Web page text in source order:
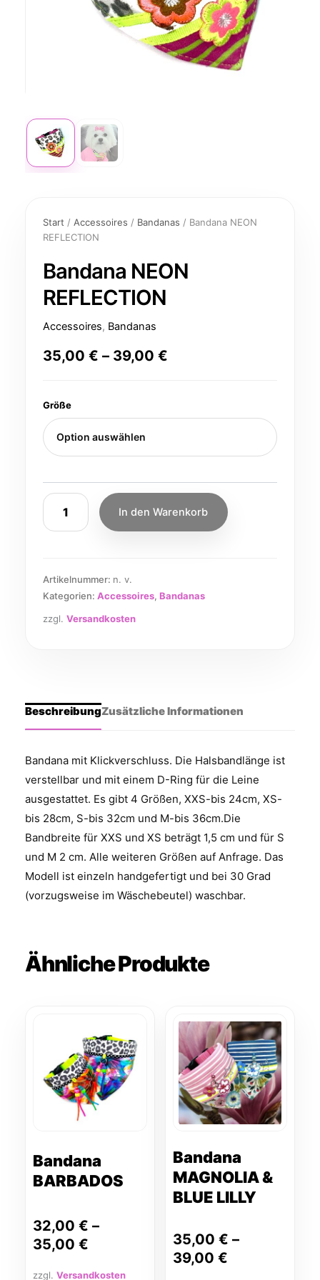
Start / Accessoires / Bandanas / Bandana NEON
REFLECTION
Bandana NEON
REFLECTION
Accessoires, Bandanas
35,00 € – 39,00 €
Größe
NEON
REFLECTION
In den Warenkorb
Artikelnummer: n. v.
Kategorien: Accessoires, Bandanas
zzgl. Versandkosten
BeschreibungZusätzliche Informationen
Bandana mit Klickverschluss. Die Halsbandlänge ist
verstellbar und mit einem D-Ring für die Leine
ausgestattet. Es gibt 4 Größen, XXS-bis 24cm, XS-
bis 28cm, S-bis 32cm und M-bis 36cm.Die
Bandbreite für XXS und XS beträgt 1,5 cm und für S
und M 2 cm. Alle weiteren Größen auf Anfrage. Das
Modell ist einzeln handgefertigt und bei 30 Grad
(vorzugsweise im Wäschebeutel) waschbar.
Ähnliche Produkte
zzgl. Versandkosten
Bandana
BARBADOS
32,00 € –
35,00 €
mehrere
Varianten
auf
der
gewählt
werden
Bandana
MAGNOLIA &
BLUE LILLY
35,00 € –
39,00 €
Produkt
weist
mehrere
Varianten
auf.
Die
können
auf
der
Produktseite
werden